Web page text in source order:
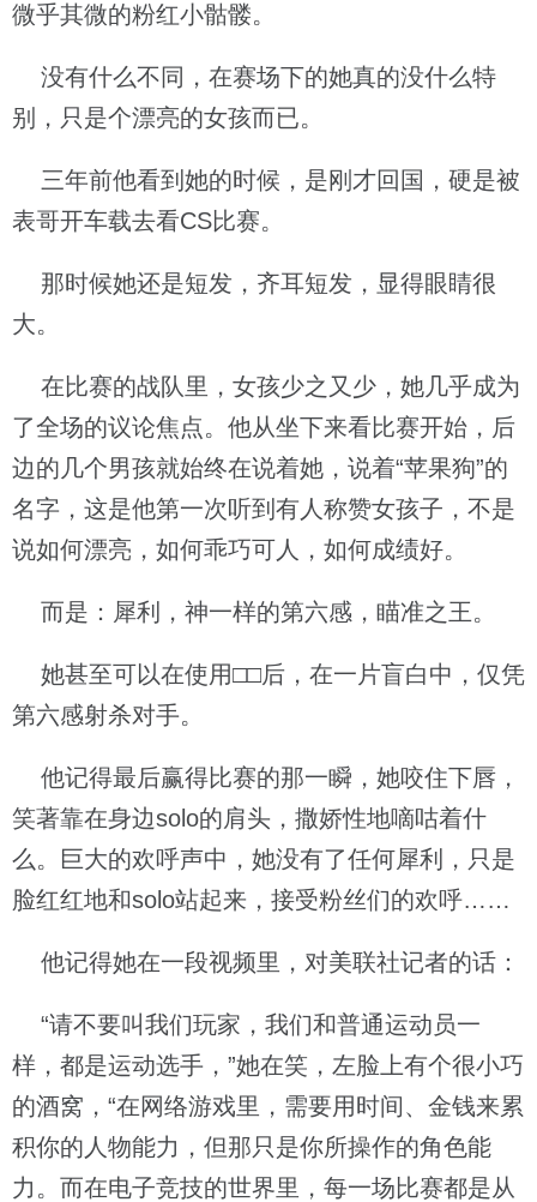
微乎其微的粉红小骷髅。
没有什么不同，在赛场下的她真的没什么特
别，只是个漂亮的女孩而已。
三年前他看到她的时候，是刚才回国，硬是被
表哥开车载去看CS比赛。
那时候她还是短发，齐耳短发，显得眼睛很
大。
在比赛的战队里，女孩少之又少，她几乎成为
了全场的议论焦点。他从坐下来看比赛开始，后
边的几个男孩就始终在说着她，说着“苹果狗”的
名字，这是他第一次听到有人称赞女孩子，不是
说如何漂亮，如何乖巧可人，如何成绩好。
而是：犀利，神一样的第六感，瞄准之王。
她甚至可以在使用□□后，在一片盲白中，仅凭
第六感射杀对手。
他记得最后赢得比赛的那一瞬，她咬住下唇，
笑著靠在身边solo的肩头，撒娇性地嘀咕着什
么。巨大的欢呼声中，她没有了任何犀利，只是
脸红红地和solo站起来，接受粉丝们的欢呼……
他记得她在一段视频里，对美联社记者的话：
“请不要叫我们玩家，我们和普通运动员一
样，都是运动选手，”她在笑，左脸上有个很小巧
的酒窝，“在网络游戏里，需要用时间、金钱来累
积你的人物能力，但那只是你所操作的角色能
力。而在电子竞技的世界里，每一场比赛都是从